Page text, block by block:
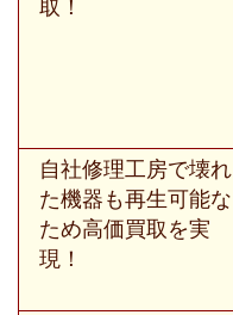
取！
自社修理工房で壊れ
た機器も再生可能な
ため高価買取を実
現！